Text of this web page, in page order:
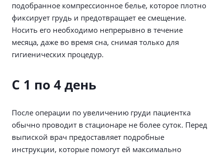
подобранное компрессионное белье, которое плотно
фиксирует грудь и предотвращает ее смещение.
Носить его необходимо непрерывно в течение
месяца, даже во время сна, снимая только для
гигиенических процедур.
С 1 по 4 день
После операции по увеличению груди пациентка
обычно проводит в стационаре не более суток. Перед
выпиской врач предоставляет подробные
инструкции, которые помогут ей максимально